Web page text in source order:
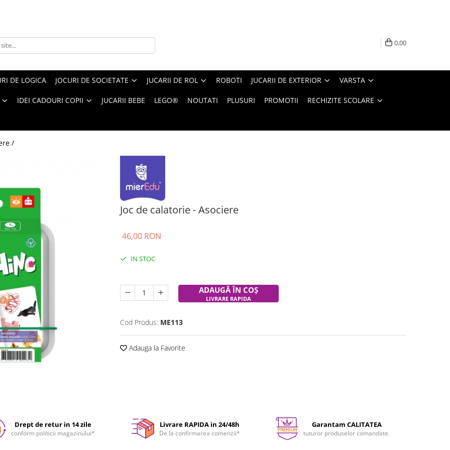
0,00
DE LOGICA JOCURI DE SOCIETATE JUCARII DE ROL ROBOTI JUCARII DE EXTERIOR VARSTA
IDEI CADOURI COPII JUCARII BEBE LEGO® NOUTATI PLUSURI PROMOTII RECHIZITE SCOLARE
/
Joc de calatorie - Asociere
46,00 RON
IN STOC
ADAUGĂ ÎN COȘ
LIVRARE RAPIDA
Cod Produs: ME113
Adauga la Favorite
Drept de retur in 14 zile
conform politicii magazinului*
Livrare RAPIDA in 24/48h
De la confirmarea comenzii*
Garantam CALITATEA
tuturor produselor comandate.